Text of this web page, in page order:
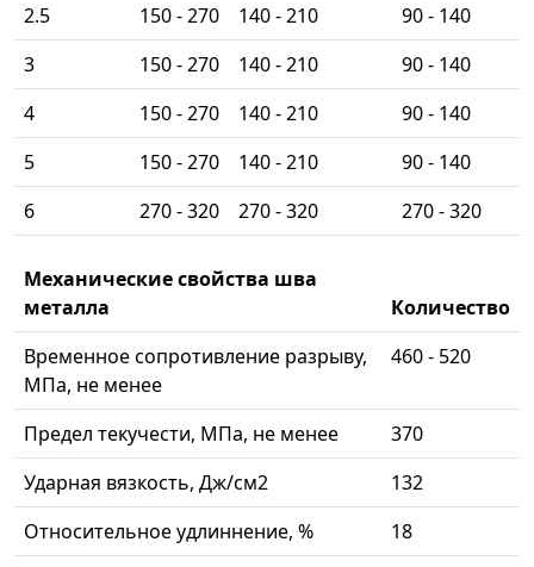
2.5
150 - 270 140 - 210
90 - 140
3
150 - 270 140 - 210
90 - 140
4
150 - 270 140 - 210
90 - 140
5
150 - 270 140 - 210
90 - 140
6
270 - 320 270 - 320 270 - 320
Механические свойства шва
металла
Количество
Временное сопротивление разрыву,
МПа, не менее
460 - 520
Предел текучести, МПа, не менее
370
Ударная вязкость, Дж/см2
132
Относительное удлиннение, %
18